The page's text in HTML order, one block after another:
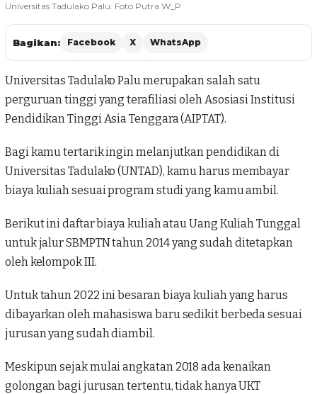
Universitas Tadulako Palu. Foto Putra W_P
Bagikan: Facebook X WhatsApp
Universitas Tadulako Palu merupakan salah satu
perguruan tinggi yang terafiliasi oleh Asosiasi Institusi
Pendidikan Tinggi Asia Tenggara (AIPTAT).
Bagi kamu tertarik ingin melanjutkan pendidikan di
Universitas Tadulako (UNTAD), kamu harus membayar
biaya kuliah sesuai program studi yang kamu ambil.
Berikut ini daftar biaya kuliah atau Uang Kuliah Tunggal
untuk jalur SBMPTN tahun 2014 yang sudah ditetapkan
oleh kelompok III.
Untuk tahun 2022 ini besaranbiaya kuliahyang harus
dibayarkan oleh mahasiswa baru sedikit berbeda sesuai
jurusan yang sudah diambil.
Meskipun sejak mulai angkatan 2018 ada kenaikan
golongan bagi jurusan tertentu, tidak hanya UKT